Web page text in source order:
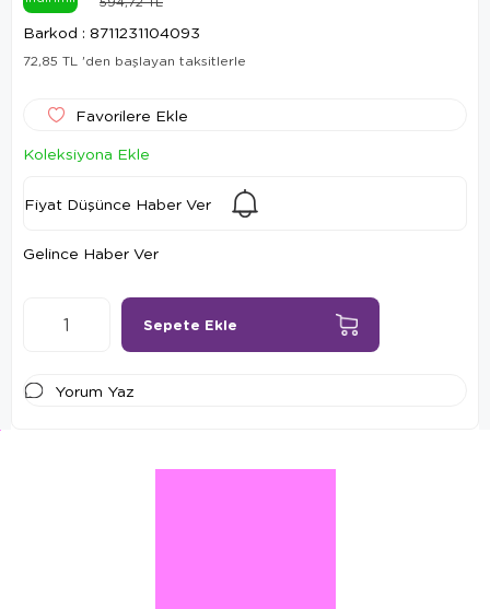
Barkod : 8711231104093
72,85 TL 'den başlayan taksitlerle
Favorilere Ekle
Koleksiyona Ekle
Fiyat Düşünce Haber Ver
Gelince Haber Ver
Yorum Yaz